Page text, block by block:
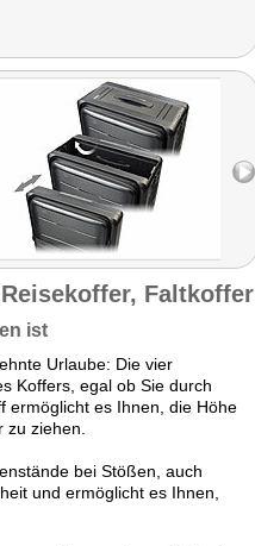
Faltkoffer
ist
Urlaube: Die vier
Koffers, egal ob Sie durch
ermöglicht es Ihnen, die Höhe
ziehen.
bei Stößen, auch
und ermöglicht es Ihnen,